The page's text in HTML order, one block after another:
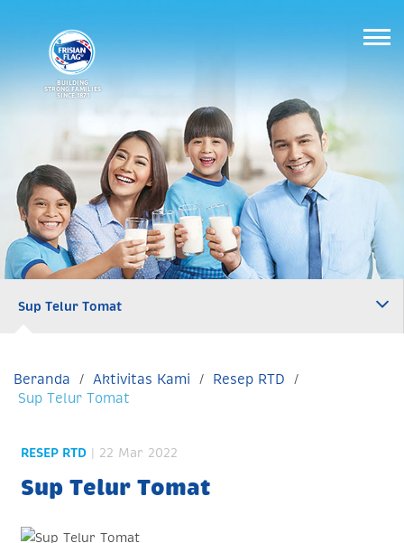
BUILDING
STRONG FAMILIES
SINCE 1871
Sup Telur Tomat
Beranda Aktivitas Kami
Resep RTD
Sup Telur Tomat
RESEP RTD | 22 Mar 2022
Sup Telur Tomat